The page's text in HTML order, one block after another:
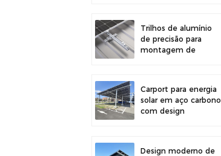
Trilhos de alumínio
de precisão para
montagem de
estabilidade.
Carport para energia
solar em aço carbono
com design
Design moderno de